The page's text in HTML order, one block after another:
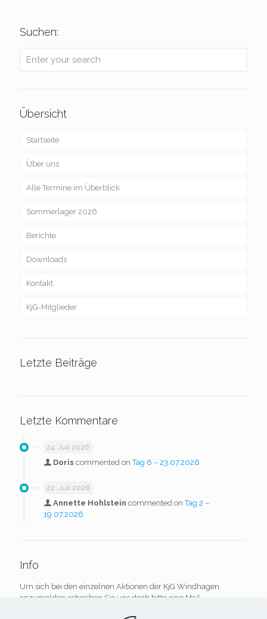
Suchen:
Übersicht
Startseite
Über uns
Alle Termine im Überblick
Sommerlager 2026
Berichte
Downloads
Kontakt
KjG-Mitglieder
Letzte Beiträge
Letzte Kommentare
24. Juli 2026
Doris commented onTag 6 – 23.07.2026
22. Juli 2026
Annette Hohlstein commented onTag 2 –
19.07.2026
Info
Um sich bei den einzelnen Aktionen der KjG Windhagen
anzumelden schreiben Sie uns doch bitte eine Mail.